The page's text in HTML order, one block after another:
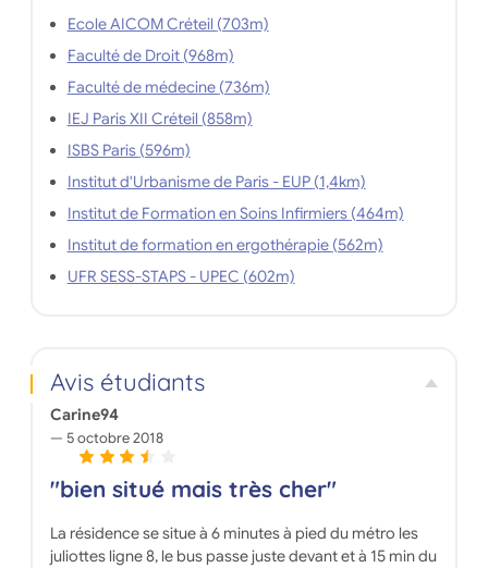
Ecole AICOM Créteil (703m)
Faculté de Droit (968m)
Faculté de médecine (736m)
IEJ Paris XII Créteil (858m)
ISBS Paris (596m)
Institut d'Urbanisme de Paris - EUP (1,4km)
Institut de Formation en Soins Infirmiers (464m)
Institut de formation en ergothérapie (562m)
UFR SESS-STAPS - UPEC (602m)
Avis étudiants
Carine94
5 octobre 2018
"bien situé mais très cher"
La résidence se situe à 6 minutes à pied du métro les
juliottes ligne 8, le bus passe juste devant et à 15 min du